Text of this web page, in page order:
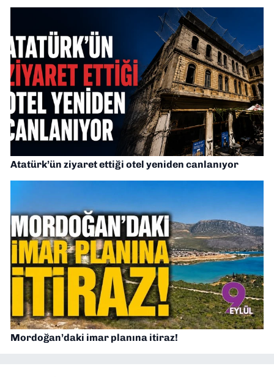
Atatürk’ün ziyaret ettiği otel yeniden canlanıyor
Mordoğan’daki imar planına itiraz!